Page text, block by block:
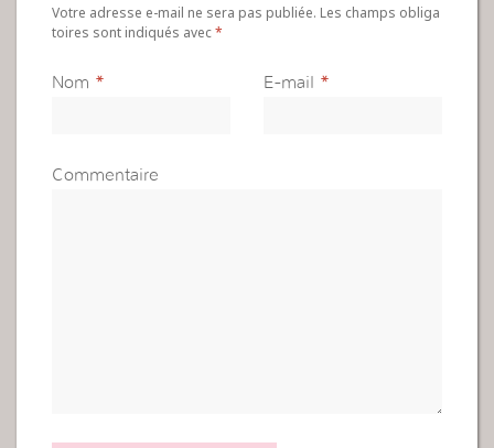
Votre adresse e-mail ne sera pas publiée. Les champs obliga
toires sont indiqués avec*
Nom * E-mail *
Commentaire